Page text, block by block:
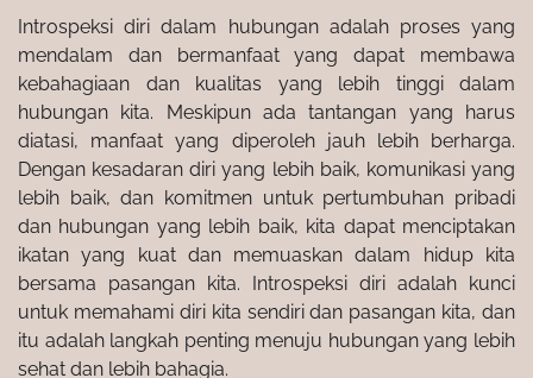
Introspeksi diri dalam hubungan adalah proses yang
mendalam dan bermanfaat yang dapat membawa
kebahagiaan dan kualitas yang lebih tinggi dalam
hubungan kita. Meskipun ada tantangan yang harus
diatasi, manfaat yang diperoleh jauh lebih berharga.
Dengan kesadaran diri yang lebih baik, komunikasi yang
lebih baik, dan komitmen untuk pertumbuhan pribadi
dan hubungan yang lebih baik, kita dapat menciptakan
ikatan yang kuat dan memuaskan dalam hidup kita
bersama pasangan kita. Introspeksi diri adalah kunci
untuk memahami diri kita sendiri dan pasangan kita, dan
itu adalah langkah penting menuju hubungan yang lebih
sehat dan lebih bahagia.